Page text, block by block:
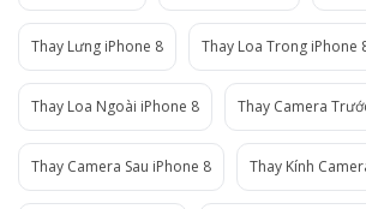
Thay Lưng iPhone 8 Thay Loa Trong iPhone
Thay Loa Ngoài iPhone 8 Thay Camera
Thay Camera Sau iPhone 8 Thay Kính